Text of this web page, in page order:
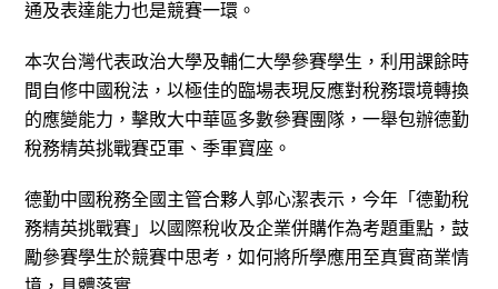
通及表達能力也是競賽一環。
本次台灣代表政治大學及輔仁大學參賽學生，利用課餘時
間自修中國稅法，以極佳的臨場表現反應對稅務環境轉換
的應變能力，擊敗大中華區多數參賽團隊，一舉包辦德勤
稅務精英挑戰賽亞軍、季軍寶座。
德勤中國稅務全國主管合夥人郭心潔表示，今年「德勤稅
務精英挑戰賽」以國際稅收及企業併購作為考題重點，鼓
勵參賽學生於競賽中思考，如何將所學應用至真實商業情